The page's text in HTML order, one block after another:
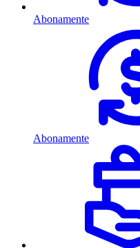
Abonamente
Abonamente